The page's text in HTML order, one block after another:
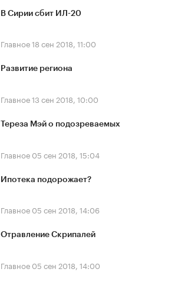
В Сирии сбит ИЛ-20
Главное18 сен 2018, 11:00
Развитие региона
Главное13 сен 2018, 10:00
Тереза Мэй о подозреваемых
Главное 05 сен 2018, 15:04
Ипотека подорожает?
Главное 05 сен 2018, 14:06
Отравление Скрипалей
Главное 05 сен 2018, 14:00